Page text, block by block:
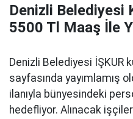
Denizli Belediyesi
5500 Tl Maaş İle
Denizli Belediyesi İŞKUR
sayfasında yayımlamış
ilanıyla bünyesindeki
hedefliyor. Alınacak